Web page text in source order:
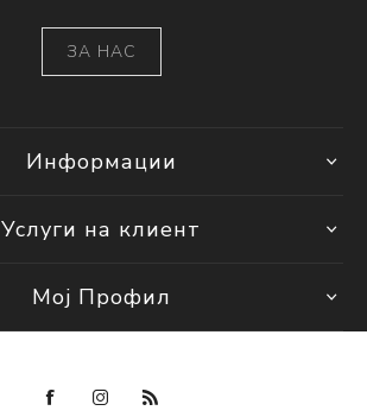
ЗА НАС
Информации
Услуги на клиент
Мој Профил